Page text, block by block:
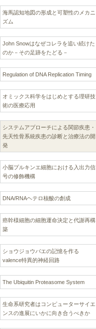
海馬認知地図の形成と可塑性のメカニ
ズム
John Snowはなぜコレラを追い続けた
のか－その足跡をたどる－
Regulation of DNA Replication Timing
オミックス科学をはじめとする理研技
術の医療応用
システムアプローチによる関節疾患・
先天性骨系統疾患の診断と治療法の開
発
小脳プルキンエ細胞における入出力信
号の修飾機構
DNA/RNAヘテロ核酸の創成
癌幹様細胞の細胞運命決定と代謝再構
築
ショウジョウバエの記憶を作る
valence特異的神経回路
The Ubiquitin Proteasome System
生命系研究者はコンピューターサイエ
ンスの進展にいかに向き合うべきか